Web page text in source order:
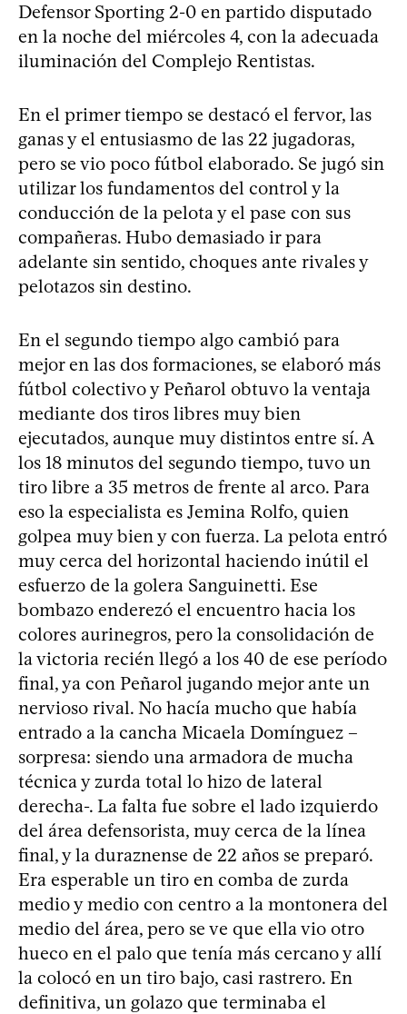
Defensor Sporting 2-0 en partido disputado
en la noche del miércoles 4, con la adecuada
iluminación del Complejo Rentistas.
En el primer tiempo se destacó el fervor, las
ganas y el entusiasmo de las 22 jugadoras,
pero se vio poco fútbol elaborado. Se jugó sin
utilizar los fundamentos del control y la
conducción de la pelota y el pase con sus
compañeras. Hubo demasiado ir para
adelante sin sentido, choques ante rivales y
pelotazos sin destino.
En el segundo tiempo algo cambió para
mejor en las dos formaciones, se elaboró más
fútbol colectivo y Peñarol obtuvo la ventaja
mediante dos tiros libres muy bien
ejecutados, aunque muy distintos entre sí. A
los 18 minutos del segundo tiempo, tuvo un
tiro libre a 35 metros de frente al arco. Para
eso la especialista es Jemina Rolfo, quien
golpea muy bien y con fuerza. La pelota entró
muy cerca del horizontal haciendo inútil el
esfuerzo de la golera Sanguinetti. Ese
bombazo enderezó el encuentro hacia los
colores aurinegros, pero la consolidación de
la victoria recién llegó a los 40 de ese período
final, ya con Peñarol jugando mejor ante un
nervioso rival. No hacía mucho que había
entrado a la cancha Micaela Domínguez –
sorpresa: siendo una armadora de mucha
técnica y zurda total lo hizo de lateral
derecha-. La falta fue sobre el lado izquierdo
del área defensorista, muy cerca de la línea
final, y la duraznense de 22 años se preparó.
Era esperable un tiro en comba de zurda
medio y medio con centro a la montonera del
medio del área, pero se ve que ella vio otro
hueco en el palo que tenía más cercano y allí
la colocó en un tiro bajo, casi rastrero. En
definitiva, un golazo que terminaba el